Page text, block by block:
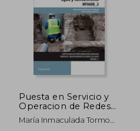
45%
Puesta en Servicio y
Operacion de Redes
de Distribucion de
Agua y Saneamiento
María Inmaculada Tormo